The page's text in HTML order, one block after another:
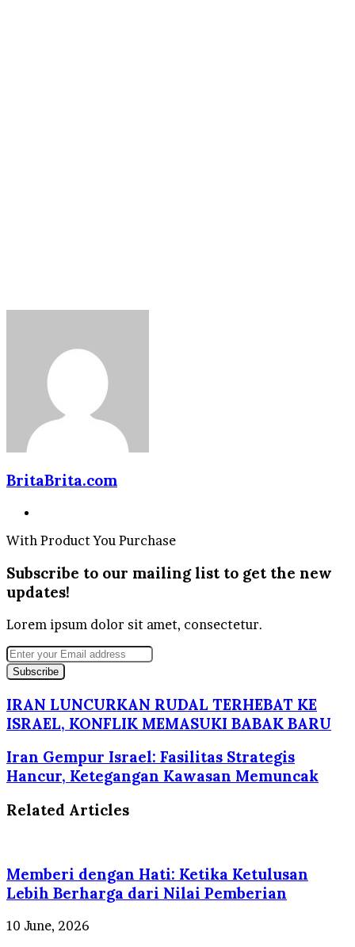
BritaBrita.com
With Product You Purchase
Subscribe to our mailing list to get the new
updates!
Lorem ipsum dolor sit amet, consectetur.
Enter
your
Email
address
IRAN LUNCURKAN RUDAL TERHEBAT KE
ISRAEL, KONFLIK MEMASUKI BABAK BARU
Iran Gempur Israel: Fasilitas Strategis
Hancur, Ketegangan Kawasan Memuncak
Related Articles
Memberi dengan Hati: Ketika Ketulusan
Lebih Berharga dari Nilai Pemberian
10 June, 2026